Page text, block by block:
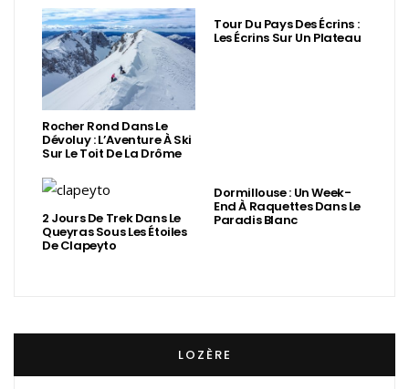
Rocher Rond Dans Le
Dévoluy : L’Aventure À Ski
Sur Le Toit De La Drôme
Tour Du Pays Des Écrins :
Les Écrins Sur Un Plateau
2 Jours De Trek Dans Le
Queyras Sous Les Étoiles
De Clapeyto
Dormillouse : Un Week-
End À Raquettes Dans Le
Paradis Blanc
LOZÈRE